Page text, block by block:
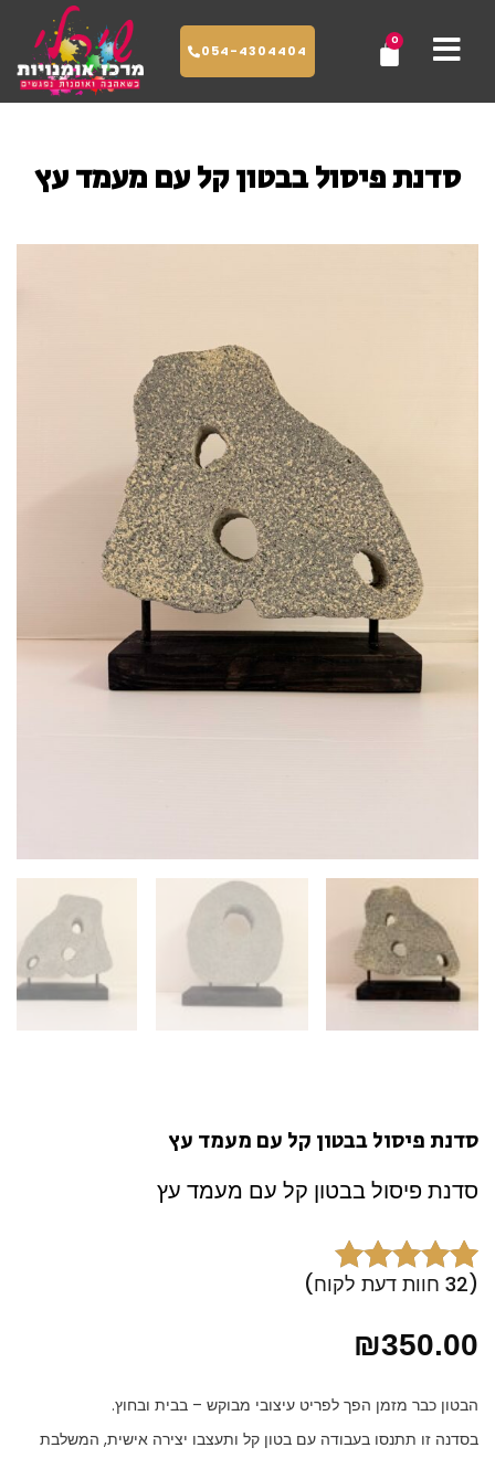
לתוכן
0
עגלת
קניות
054-4304404
סדנת פיסול בבטון קל עם מעמד עץ
סדנת פיסול בבטון קל עם מעמד עץ
מדורגים 5.00
על
32
דירוגים
(
32 חוות דעת לקוח)
₪350.00
הבטון כבר מזמן הפך לפריט עיצובי מבוקש – בבית ובחוץ.
בסדנה זו תתנסו בעבודה עם בטון קל ותעצבו יצירה אישית, המשלבת
סדנת פיסול בבטון קל עם מעמד עץ